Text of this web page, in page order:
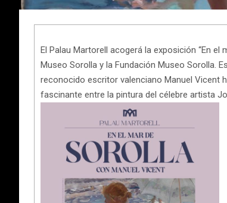
El Palau Martorell acogerá la exposición “En
Museo Sorolla y la Fundación Museo Sorolla.
reconocido escritor valenciano Manuel Vicent
fascinante entre la pintura del célebre artista